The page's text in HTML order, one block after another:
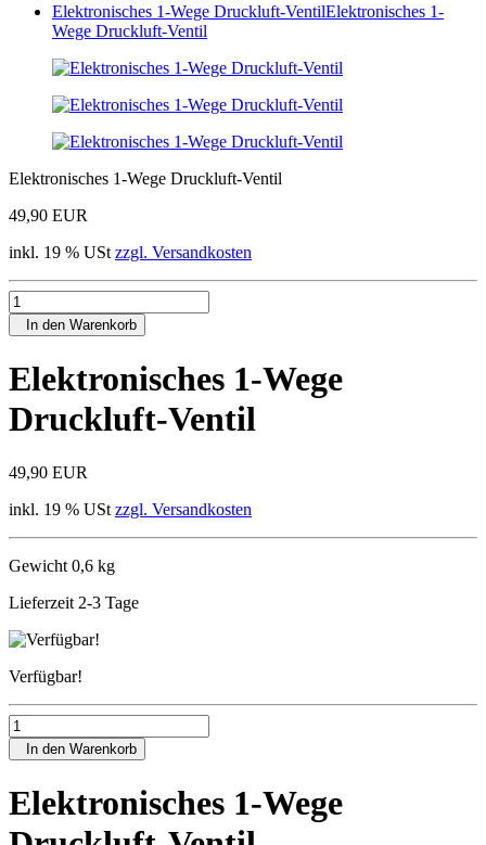
Elektronisches 1-Wege Druckluft-VentilElektronisches 1-
Wege Druckluft-Ventil
Elektronisches 1-Wege Druckluft-Ventil
49,90 EUR
inkl. 19 % USt zzgl. Versandkosten
In den Warenkorb
Elektronisches 1-Wege
Druckluft-Ventil
49,90 EUR
inkl. 19 % USt zzgl. Versandkosten
Gewicht 0,6 kg
Lieferzeit 2-3 Tage
Verfügbar!
In den Warenkorb
Elektronisches 1-Wege